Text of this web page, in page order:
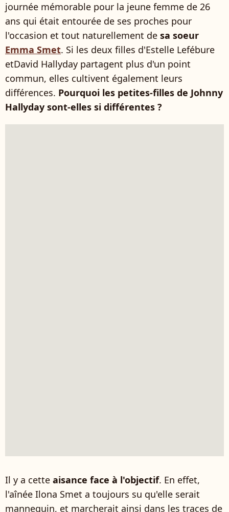
journée mémorable pour la jeune femme de 26
ans qui était entourée de ses proches pour
l'occasion et tout naturellement de sa soeur
Emma Smet. Si les deux filles d'Estelle Lefébure
etDavid Hallyday partagent plus d'un point
commun, elles cultivent également leurs
différences. Pourquoi les petites-filles de Johnny
Hallyday sont-elles si différentes ?
Il y a cette aisance face à l'objectif. En effet,
l'aînée Ilona Smet a toujours su qu'elle serait
mannequin, et marcherait ainsi dans les traces de